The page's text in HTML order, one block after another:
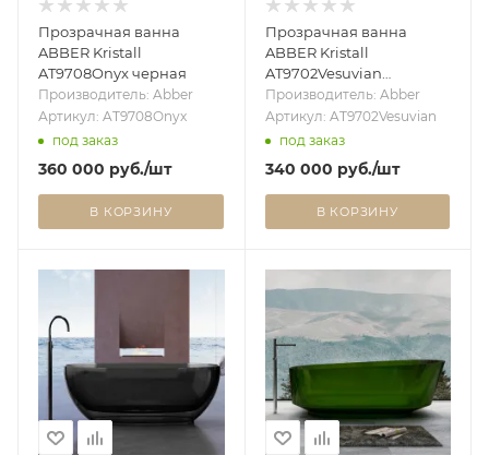
Прозрачная ванна
ABBER Kristall
AT9708Onyx черная
Производитель: Abber
Артикул: AT9708Onyx
под заказ
360 000 руб./шт
В КОРЗИНУ
Прозрачная ванна
ABBER Kristall
AT9702Vesuvian
оливковая
Производитель: Abber
Артикул: AT9702Vesuvian
под заказ
340 000 руб./шт
В КОРЗИНУ